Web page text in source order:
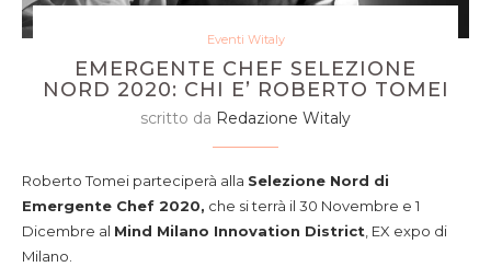
Eventi Witaly
EMERGENTE CHEF SELEZIONE
NORD 2020: CHI E’ ROBERTO TOMEI
scritto da Redazione Witaly
Roberto Tomei parteciperà alla Selezione Nord di
Emergente Chef 2020, che si terrà il 30 Novembre e 1
Dicembre al Mind Milano Innovation District, EX expo di
Milano.